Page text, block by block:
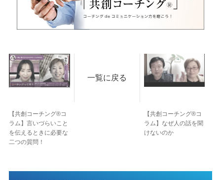
【共創コーチング®︎コ
ラム】言いづらいこと
を伝えるときに必要な
二つの質問！
一覧に戻る
【共創コーチング®︎コ
ラム】なぜ人の話を聞
けないのか